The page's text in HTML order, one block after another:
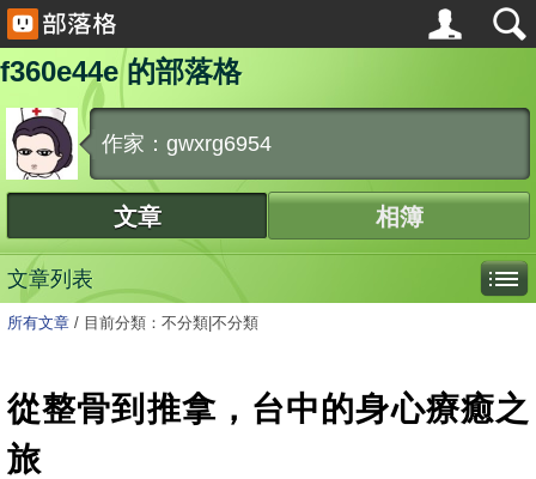
f360e44e 的部落格
作家：gwxrg6954
文章 相簿
文章列表
所有文章 / 目前分類：不分類|不分類
從整骨到推拿，台中的身心療癒之
旅